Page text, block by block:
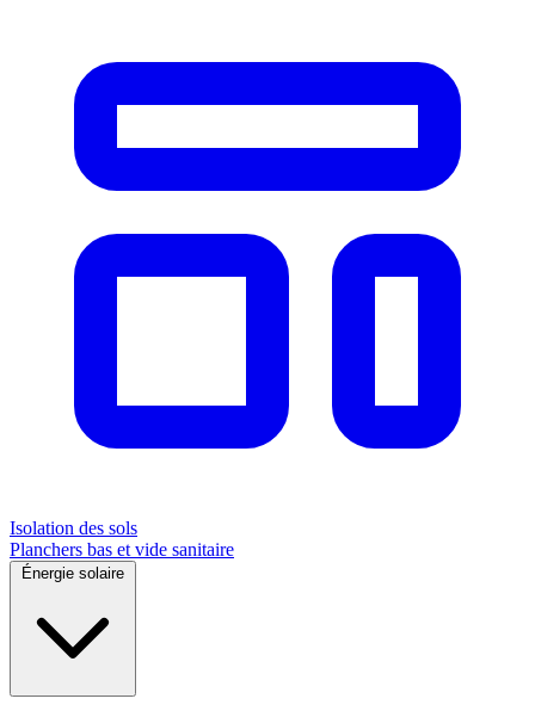
Isolation des sols
Planchers bas et vide sanitaire